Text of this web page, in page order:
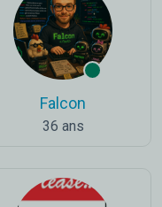
Falcon
36 ans